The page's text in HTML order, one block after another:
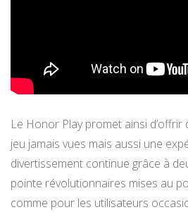
Le Honor Play promet ainsi
jeu jamais vues mais aussi une
divertissement continue grâce à
pointe révolutionnaires mises au
comme pour les utilisateurs